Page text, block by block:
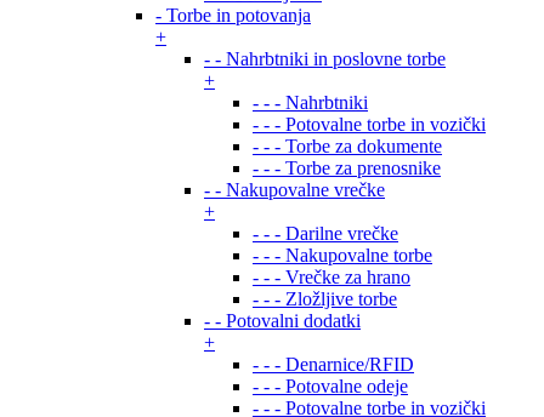
- Torbe in potovanja
+
- - Nahrbtniki in poslovne torbe
+
- - - Nahrbtniki
- - - Potovalne torbe in vozički
- - - Torbe za dokumente
- - - Torbe za prenosnike
- - Nakupovalne vrečke
+
- - - Darilne vrečke
- - - Nakupovalne torbe
- - - Vrečke za hrano
- - - Zložljive torbe
- - Potovalni dodatki
+
- - - Denarnice/RFID
- - - Potovalne odeje
- - - Potovalne torbe in vozički